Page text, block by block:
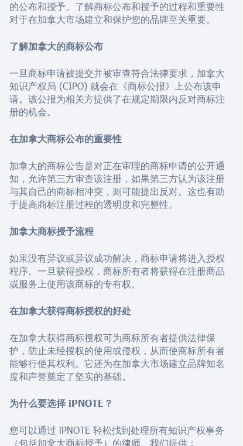
的公布和授予。了解商标公布和授予的过程和重要性
对于在加拿大市场建立和保护您的品牌至关重要。
了解加拿大的商标公布
一旦商标申请被提交并被审查符合法律要求，加拿大
知识产权局 (CIPO) 就会在《商标公报》上公布该申
请。该公报为相关方提供了在规定期限内反对商标注
册的机会。
在加拿大商标公布的重要性
加拿大的商标公告是对正在审理的商标申请的公开通
知，允许第三方审查该注册，如果第三方认为该注册
与其自己的商标相冲突，则可能提出反对。这也有助
于提高商标注册过程的透明度和完整性。
加拿大商标授予流程
如果没有异议或异议成功解决，商标申请将进入授权
程序。一旦获得授权，商标所有者将获得在注册商品
或服务上使用该商标的专有权。
在加拿大获得商标授权的好处
在加拿大获得商标授权可为商标所有者提供法律保
护，防止未经授权的使用或侵权，从而使商标所有者
能够行使其权利。它还为在加拿大市场建立品牌知名
度和声誉奠定了坚实的基础。
为什么要选择 iPNOTE？
您可以通过 iPNOTE 轻松找到处理所有知识产权事务
（包括加拿大商标授予）的律师。我们提供：